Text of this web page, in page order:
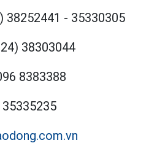
38252441 - 35330305
38303044
8383388